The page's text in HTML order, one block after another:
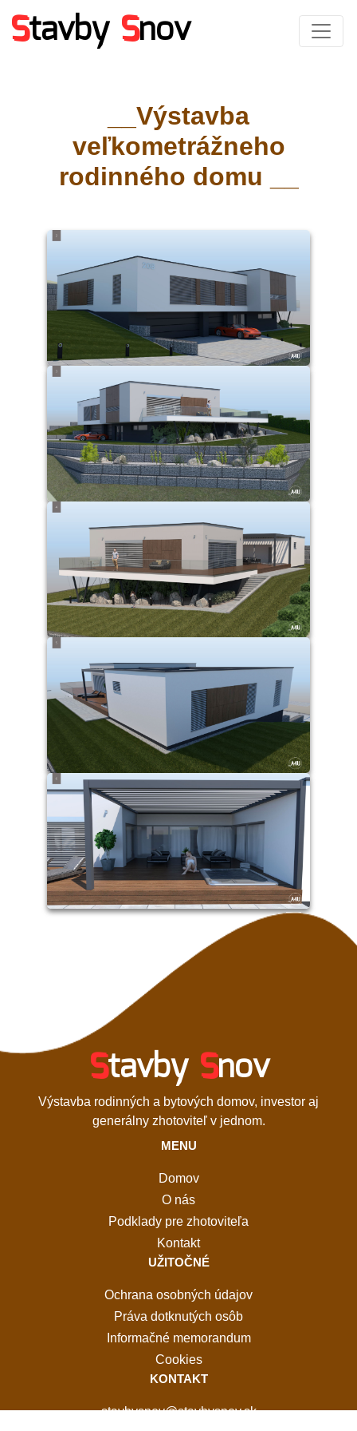
Stavby Snov
__Výstavba
veľkometrážneho
rodinného domu __
Stavby Snov
Výstavba rodinných a bytových domov, investor aj
generálny zhotoviteľ v jednom.
MENU
Domov
O nás
Podklady pre zhotoviteľa
Kontakt
UŽITOČNÉ
Ochrana osobných údajov
Práva dotknutých osôb
Informačné memorandum
Cookies
KONTAKT
stavbysnov@stavbysnov.sk